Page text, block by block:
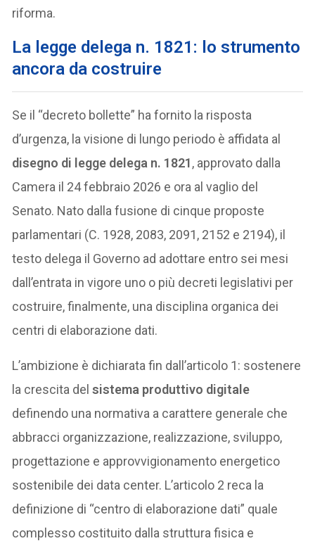
riforma.
La legge delega n. 1821: lo strumento
ancora da costruire
Se il “decreto bollette” ha fornito la risposta
d’urgenza, la visione di lungo periodo è affidata al
disegno di legge delega n. 1821, approvato dalla
Camera il 24 febbraio 2026 e ora al vaglio del
Senato. Nato dalla fusione di cinque proposte
parlamentari (C. 1928, 2083, 2091, 2152 e 2194), il
testo delega il Governo ad adottare entro sei mesi
dall’entrata in vigore uno o più decreti legislativi per
costruire, finalmente, una disciplina organica dei
centri di elaborazione dati.
L’ambizione è dichiarata fin dall’articolo 1: sostenere
la crescita delsistema produttivo digitale
definendo una normativa a carattere generale che
abbracci organizzazione, realizzazione, sviluppo,
progettazione e approvvigionamento energetico
sostenibile dei data center. L’articolo 2 reca la
definizione di “centro di elaborazione dati” quale
complesso costituito dalla struttura fisica e